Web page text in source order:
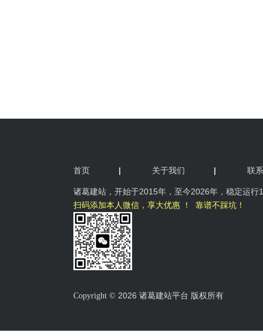
首页 | 关于我们 | 联
诸葛建站，开始于2015年， 至今2026年，稳定运行
扫码添加本人微信，享大优惠 ！ 靠谱不踩坑！
Copyright © 2026 诸葛建站平台 版权所有